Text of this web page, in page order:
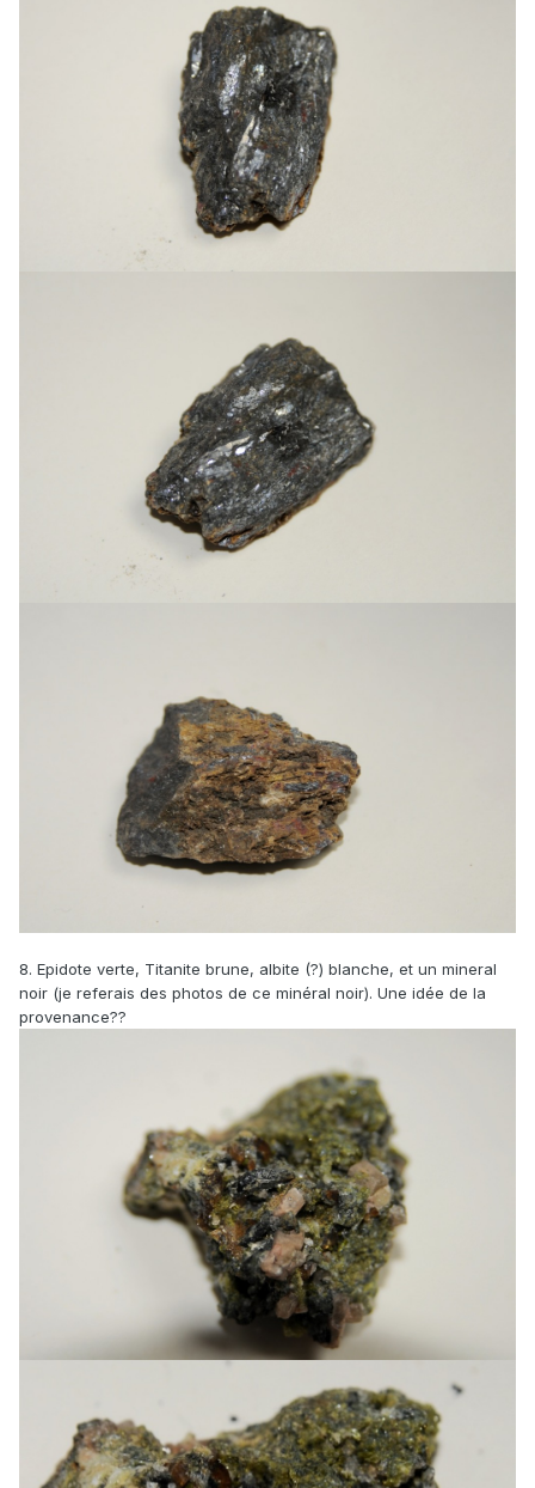
8. Epidote verte, Titanite brune, albite (?) blanche, et un mineral
noir (je referais des photos de ce minéral noir). Une idée de la
provenance??